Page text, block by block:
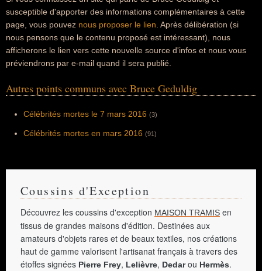
susceptible d'apporter des informations complémentaires à cette
page, vous pouvez nous proposer le lien . Après délibération (si
nous pensons que le contenu proposé est intéressant), nous
afficherons le lien vers cette nouvelle source d'infos et nous vous
préviendrons par e-mail quand il sera publié.
Autres points communs avec Bruce Geduldig
Célébrités mortes le 7 mars 2016 (3)
Célébrités mortes en mars 2016 (91)
Coussins d'Exception
Découvrez les coussins d'exception MAISON TRAMIS en
tissus de grandes maisons d'édition. Destinées aux
amateurs d'objets rares et de beaux textiles, nos créations
haut de gamme valorisent l'artisanat français à travers des
étoffes signées Pierre Frey, Lelièvre, Dedarou Hermès.